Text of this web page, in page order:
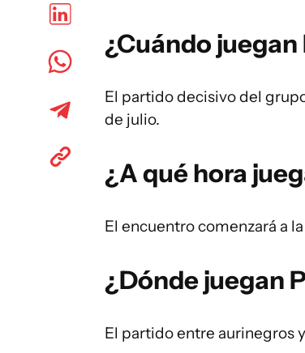
¿Cuándo
El partido decisivo del
de julio.
¿A qué hora
El encuentro comenzará a la
¿Dónde juegan
El partido entre aurinegros